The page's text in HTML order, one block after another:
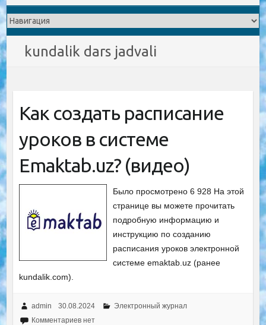
kundalik dars jadvali
Как создать расписание
уроков в системе
Emaktab.uz? (видео)
Было просмотрено 6 928 На этой
странице вы можете прочитать
подробную информацию и
инструкцию по созданию
расписания уроков электронной
системе emaktab.uz (ранее
kundalik.com).
admin 30.08.2024
Электронный журнал
Комментариев нет